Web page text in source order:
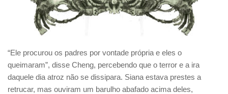
“Ele procurou os padres por vontade própria e eles o
queimaram”, disse Cheng, percebendo que o terror e a ira
daquele dia atroz não se dissipara. Siana estava prestes a
retrucar, mas ouviram um barulho abafado acima deles,